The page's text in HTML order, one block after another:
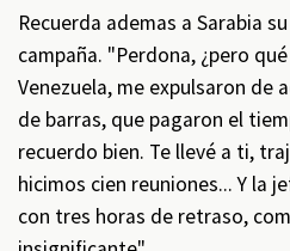
Recuerda ademas a Sarabia
campaña. "Perdona, ¿pero
Venezuela, me expulsaron de
de barras, que pagaron el
recuerdo bien. Te llevé a ti,
hicimos cien reuniones... Y la
con tres horas de retraso,